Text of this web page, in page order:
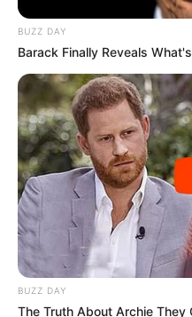
BUZZ DAY
Barack Finally Reveals
BUZZ DAY
The Truth About Archie They